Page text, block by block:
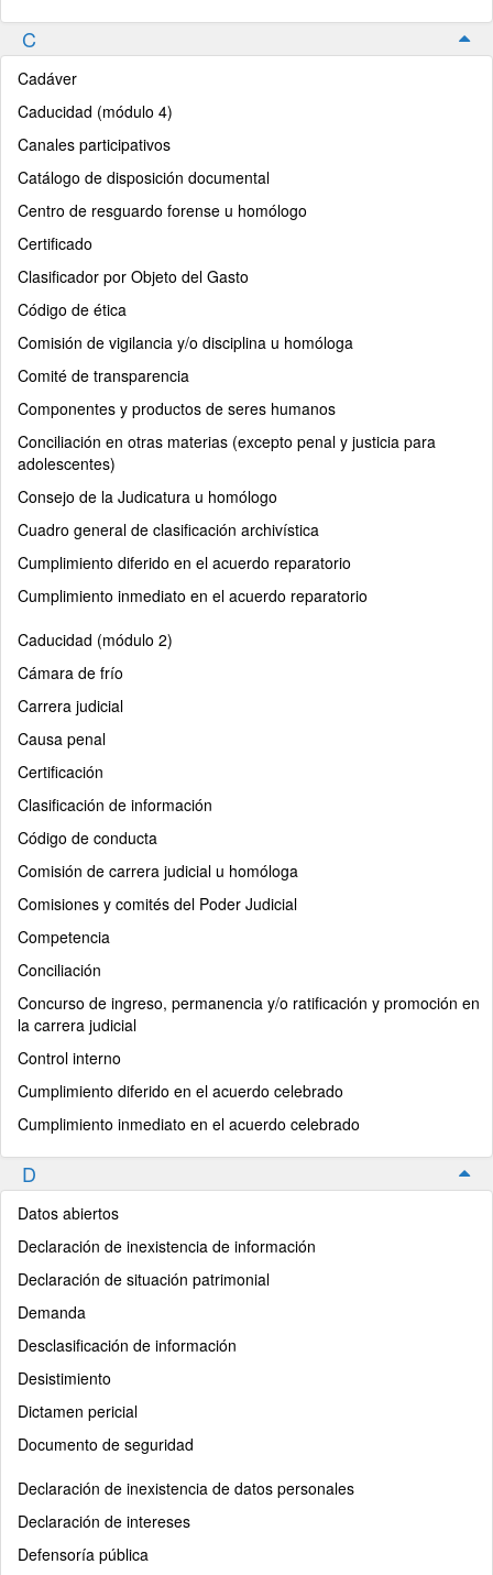
C
Cadáver
Caducidad (módulo 4)
Canales participativos
Catálogo de disposición documental
Centro de resguardo forense u homólogo
Certificado
Clasificador por Objeto del Gasto
Código de ética
Comisión de vigilancia y/o disciplina u homóloga
Comité de transparencia
Componentes y productos de seres humanos
Conciliación en otras materias (excepto penal y justicia para
adolescentes)
Consejo de la Judicatura u homólogo
Cuadro general de clasificación archivística
Cumplimiento diferido en el acuerdo reparatorio
Cumplimiento inmediato en el acuerdo reparatorio
Caducidad (módulo 2)
Cámara de frío
Carrera judicial
Causa penal
Certificación
Clasificación de información
Código de conducta
Comisión de carrera judicial u homóloga
Comisiones y comités del Poder Judicial
Competencia
Conciliación
Concurso de ingreso, permanencia y/o ratificación y promoción en
la carrera judicial
Control interno
Cumplimiento diferido en el acuerdo celebrado
Cumplimiento inmediato en el acuerdo celebrado
D
Datos abiertos
Declaración de inexistencia de información
Declaración de situación patrimonial
Demanda
Desclasificación de información
Desistimiento
Dictamen pericial
Documento de seguridad
Declaración de inexistencia de datos personales
Declaración de intereses
Defensoría pública